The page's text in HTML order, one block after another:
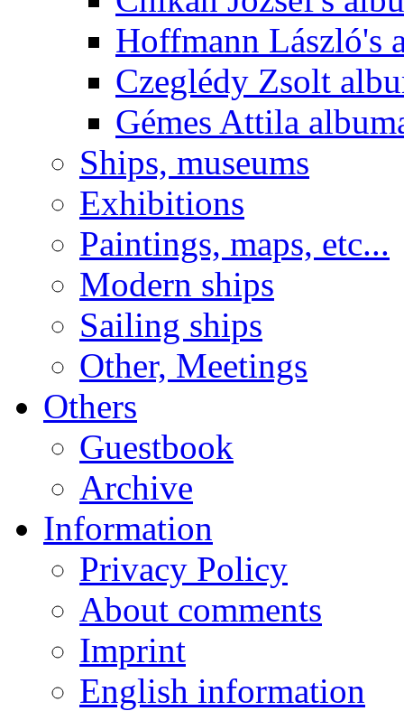
Hoffmann László's
Czeglédy Zsolt
Gémes Attila
Ships, museums
Exhibitions
Paintings, maps, etc...
Modern ships
Sailing ships
Other, Meetings
Others
Guestbook
Archive
Information
Privacy Policy
About comments
Imprint
English information